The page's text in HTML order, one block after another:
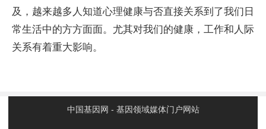
及，越来越多人知道心理健康与否直接关系到了我们日
常生活中的方方面面。尤其对我们的健康，工作和人际
关系有着重大影响。
中国基因网 - 基因领域媒体门户网站